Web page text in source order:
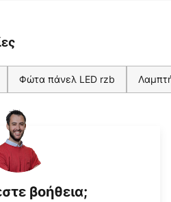
Φώτα πάνελ LED rzb
βοήθεια;